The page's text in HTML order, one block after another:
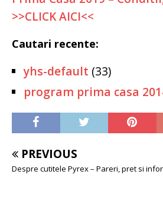
>>CLICK AICI<<
Cautari recente:
yhs-default (33)
program prima casa
PREVIOUS
Despre cutitele Pyrex – Pareri, pret si